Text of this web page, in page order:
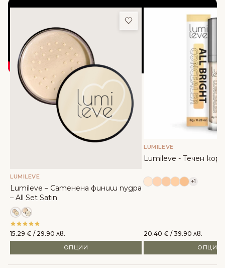
OЩЕ ОТ LUMILEVE
Добави в любими
LUMILEVE
Lumileve – Сатенена финиш пудра
– All Set Satin
15.29 € / 29.90 лв.
ОПЦИИ
LUMILEVE
Lumileve - Течен
+1
20.40€ / 39.90 лв.
ОПЦИИ